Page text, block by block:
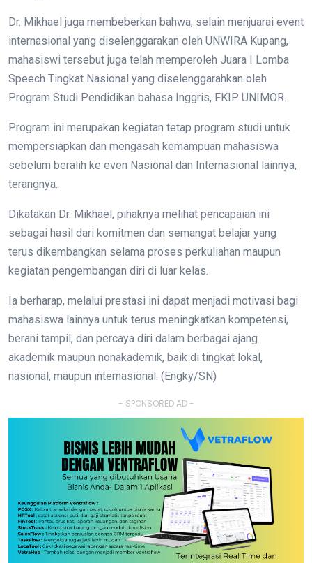
Dr. Mikhael juga membeberkan bahwa, selain menjuarai event
internasional yang diselenggarakan oleh UNWIRA Kupang,
mahasiswi tersebut juga telah memperoleh Juara I Lomba
Speech Tingkat Nasional yang diselenggarahkan oleh
Program Studi Pendidikan bahasa Inggris, FKIP UNIMOR.
Program ini merupakan kegiatan tetap program studi untuk
mempersiapkan dan mengasah kemampuan mahasiswa
sebelum beralih ke even Nasional dan Internasional lainnya,
terangnya.
Dikatakan Dr. Mikhael, pihaknya melihat pencapaian ini
sebagai hasil dari komitmen dan semangat belajar yang
terus dikembangkan selama proses perkuliahan maupun
kegiatan pengembangan diri di luar kelas.
Ia berharap, melalui prestasi ini dapat menjadi motivasi bagi
mahasiswa lainnya untuk terus meningkatkan kompetensi,
berani tampil, dan percaya diri dalam berbagai ajang
akademik maupun nonakademik, baik di tingkat lokal,
nasional, maupun internasional. (Engky/SN)
- SPONSORED AD -